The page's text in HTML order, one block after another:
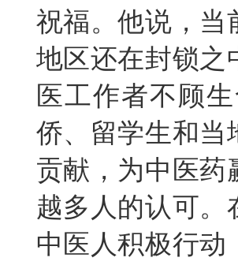
祝福。他说，当
地区还在封锁之
医工作者不顾
侨、留学生和当
贡献，为中医药
越多人的认可
中医人积极行